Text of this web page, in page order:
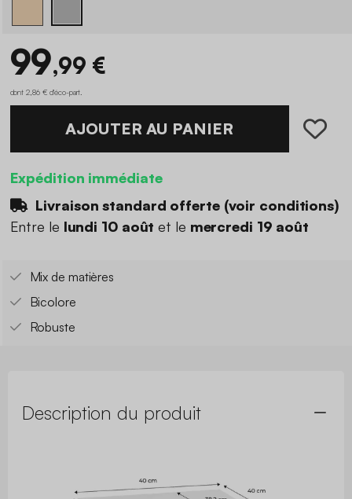
99,99 €
dont 2,86 € d'éco-part
AJOUTER AU PANIER
Expédition immédiate
Livraison standard offerte (voir conditions)
Entre le lundi 10 août et le mercredi 19 août
Mix de matières
Bicolore
Robuste
Description du produit